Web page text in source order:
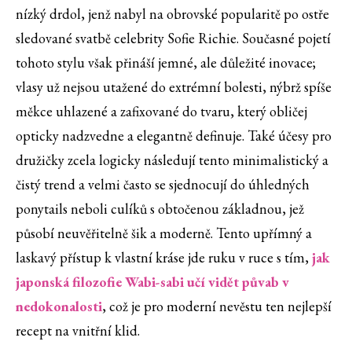
nízký drdol, jenž nabyl na obrovské popularitě po ostře
sledované svatbě celebrity Sofie Richie. Současné pojetí
tohoto stylu však přináší jemné, ale důležité inovace;
vlasy už nejsou utažené do extrémní bolesti, nýbrž spíše
měkce uhlazené a zafixované do tvaru, který obličej
opticky nadzvedne a elegantně definuje. Také účesy pro
družičky zcela logicky následují tento minimalistický a
čistý trend a velmi často se sjednocují do úhledných
ponytails neboli culíků s obtočenou základnou, jež
působí neuvěřitelně šik a moderně. Tento upřímný a
laskavý přístup k vlastní kráse jde ruku v ruce s tím,jak
japonská filozofie Wabi-sabi učí vidět půvab v
nedokonalosti, což je pro moderní nevěstu ten nejlepší
recept na vnitřní klid.